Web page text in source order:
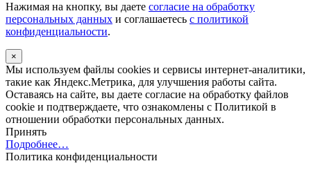
Нажимая на кнопку, вы даете согласие на обработку
персональных данных и соглашаетесь c политикой
конфиденциальности.
×
Мы используем файлы cookies и сервисы интернет-аналитики,
такие как Яндекс.Метрика, для улучшения работы сайта.
Оставаясь на сайте, вы даете согласие на обработку файлов
cookie и подтверждаете, что ознакомлены с Политикой в
отношении обработки персональных данных.
Принять
Подробнее…
Политика конфиденциальности